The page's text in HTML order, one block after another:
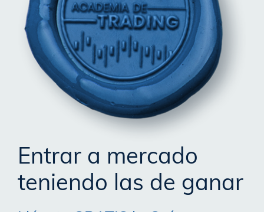
Entrar a mercado
teniendo las de ganar